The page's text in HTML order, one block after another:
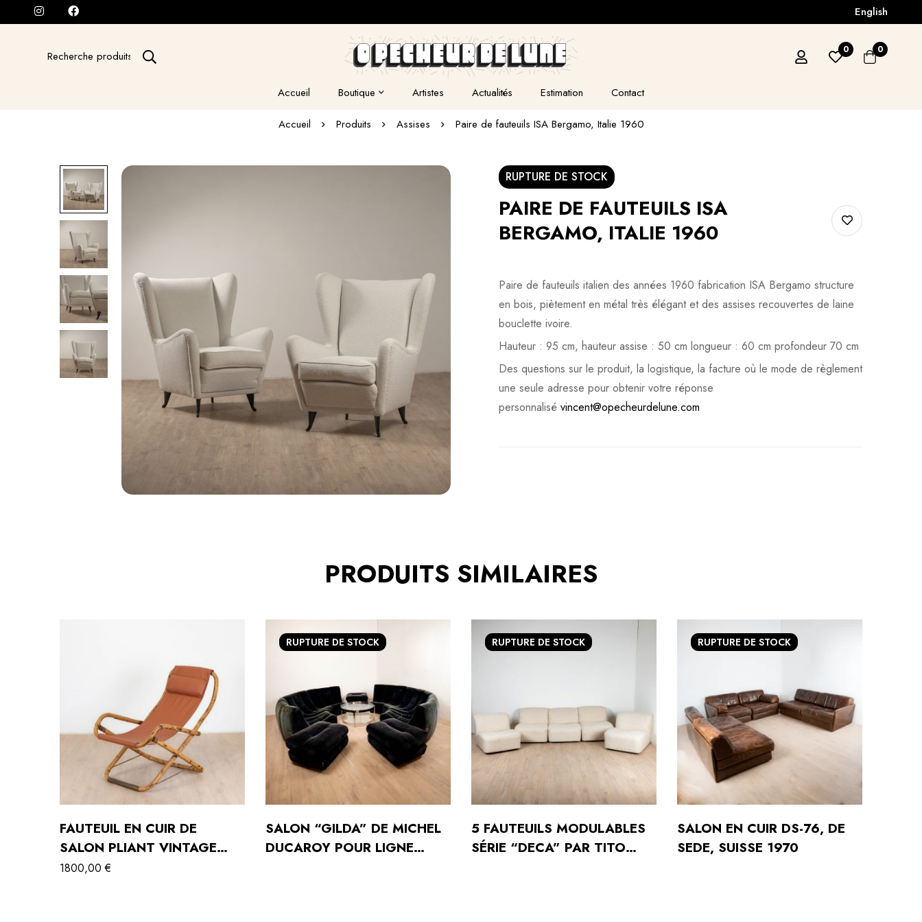
English
Recherche
0 0
Accueil Boutique Artistes Actualités Estimation Contact
Accueil Produits Assises Paire de fauteuils ISA Bergamo, Italie 1960
RUPTURE DE STOCK
PAIRE DE FAUTEUILS ISA
BERGAMO, ITALIE 1960
Paire de fauteuils italien des années 1960 fabrication ISA Bergamo structure
en bois, piètement en métal très élégant et des assises recouvertes de laine
bouclette ivoire.
Hauteur : 95 cm, hauteur assise : 50 cm longueur : 60 cm profondeur 70 cm
Des questions sur le produit, la logistique, la facture où le mode de règlement
une seule adresse pour obtenir votre réponse
personnalisé vincent@opecheurdelune.com
PRODUITS SIMILAIRES
FAUTEUIL EN CUIR DE
SALON PLIANT VINTAGE
STRUCTURE BAMBOU ET
1800,00€
RUPTURE DE STOCK
SALON “GILDA” DE MICHEL
DUCAROY POUR LIGNE
RUPTURE DE STOCK
5 FAUTEUILS MODULABLES
SÉRIE “DECA” PAR TITO
RUPTURE DE STOCK
SALON EN CUIR DS-76, DE
SEDE, SUISSE 1970